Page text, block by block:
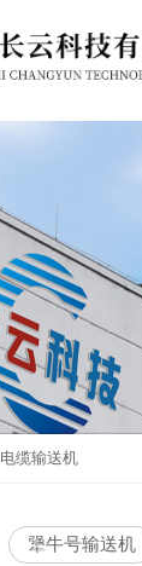
电缆输送机
犟牛号输送机